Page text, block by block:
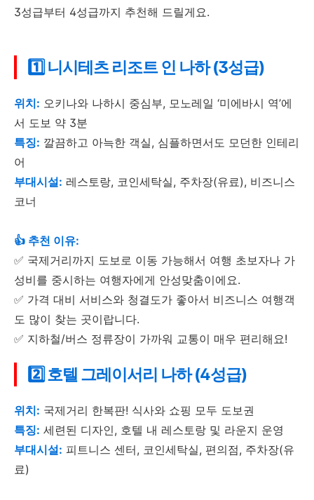
3성급부터 4성급까지 추천해 드릴게요.
1️⃣ 니시테츠 리조트 인 나하 (3성급)
위치: 오키나와 나하시 중심부, 모노레일 ‘미에바시 역’에
서 도보 약 3분
특징: 깔끔하고 아늑한 객실, 심플하면서도 모던한 인테리
어
부대시설: 레스토랑, 코인세탁실, 주차장(유료), 비즈니스
코너
👍 추천 이유:
✅ 국제거리까지 도보로 이동 가능해서 여행 초보자나 가
성비를 중시하는 여행자에게 안성맞춤이에요.
✅ 가격 대비 서비스와 청결도가 좋아서 비즈니스 여행객
도 많이 찾는 곳이랍니다.
✅ 지하철/버스 정류장이 가까워 교통이 매우 편리해요!
2️⃣ 호텔 그레이서리 나하 (4성급)
위치: 국제거리 한복판! 식사와 쇼핑 모두 도보권
특징: 세련된 디자인, 호텔 내 레스토랑 및 라운지 운영
부대시설: 피트니스 센터, 코인세탁실, 편의점, 주차장(유
료)